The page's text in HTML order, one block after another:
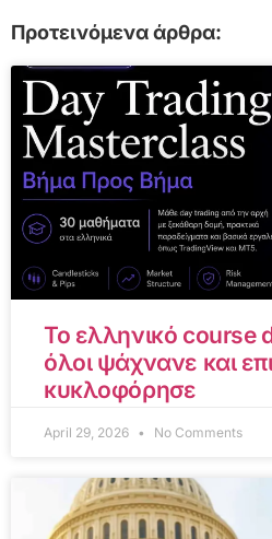
Προτεινόμενα άρθρα:
Το ελληνικό course
όλοι ψάχνανε και
κυκλοφόρησε
April 29, 2026 No Comments